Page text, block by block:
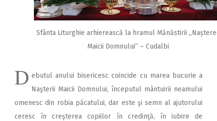
Sfânta Liturghie arhierească la hramul Mănăstirii
Maicii Domnului“ – Cudalbi
D ebutul anului bisericesc coincide cu marea bucurie a
Naşterii Maicii Domnului, începutul mântuirii neamului
omenesc din robia păcatului, dar este şi semn al ajutorului
ceresc în creşterea copiilor în credinţă, în iubire de